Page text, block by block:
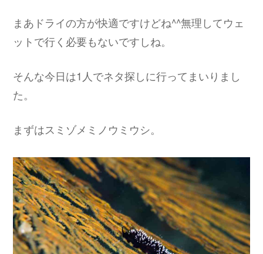
まあドライの方が快適ですけどね^^無理してウェ
ットで行く必要もないですしね。
そんな今日は1人でネタ探しに行ってまいりまし
た。
まずはスミゾメミノウミウシ。